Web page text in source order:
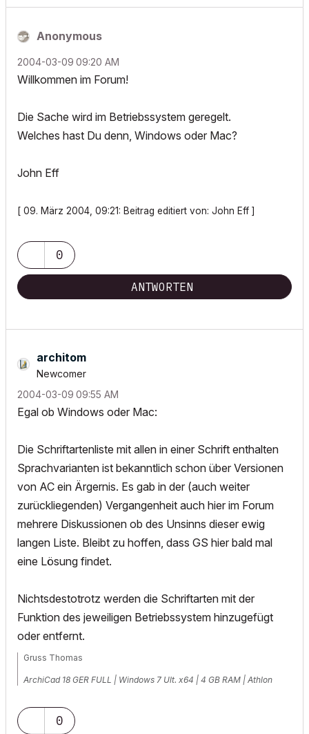
Anonymous
‎2004-03-09 09:20 AM
Willkommen im Forum!
Die Sache wird im Betriebssystem geregelt.
Welches hast Du denn, Windows oder Mac?
John Eff
[ 09. März 2004, 09:21: Beitrag editiert von: John Eff ]
0
ANTWORTEN
architom
Newcomer
‎2004-03-09 09:55 AM
Egal ob Windows oder Mac:
Die Schriftartenliste mit allen in einer Schrift enthalten
Sprachvarianten ist bekanntlich schon über Versionen
von AC ein Ärgernis. Es gab in der (auch weiter
zurückliegenden) Vergangenheit auch hier im Forum
mehrere Diskussionen ob des Unsinns dieser ewig
langen Liste. Bleibt zu hoffen, dass GS hier bald mal
eine Lösung findet.
Nichtsdestotrotz werden die Schriftarten mit der
Funktion des jeweiligen Betriebssystem hinzugefügt
oder entfernt.
Gruss Thomas
ArchiCad 18 GER FULL | Windows 7 Ult. x64 | 4 GB RAM | Athlon
0